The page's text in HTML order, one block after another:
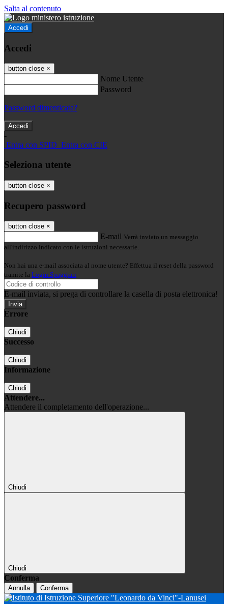
Salta al contenuto
Accedi
Accedi
button close ×
Nome Utente
Password
Password dimenticata?
-
Entra con SPID Entra con CIE
Seleziona utente
button close ×
Recupero password
button close ×
E-mail Verrà inviato un messaggio
all'indirizzo indicato con le istruzioni necessarie.
Non hai una e-mail associata al nome utente? Effettua il reset della password
tramite la Login Spaggiari
E-mail inviata, si prega di controllare la casella di posta elettronica!
Errore
Chiudi
Successo
Chiudi
Informazione
Chiudi
Attendere...
Attendere il completamento dell'operazione...
Chiudi
Chiudi
Conferma
Annulla Conferma